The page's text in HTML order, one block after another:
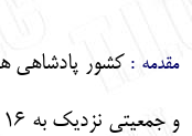
مقدمه :